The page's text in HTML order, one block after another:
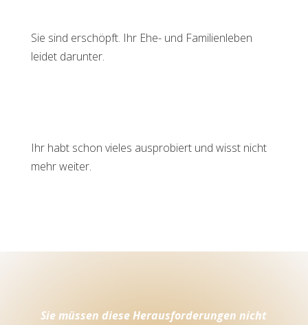
Sie sind erschöpft. Ihr Ehe- und Familienleben
leidet darunter.
Ihr habt schon vieles ausprobiert und wisst nicht
mehr weiter.
Sie müssen diese Herausforderungen nicht